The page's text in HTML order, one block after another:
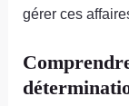
gérer ces